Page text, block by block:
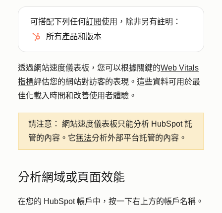
可搭配下列任何訂閱使用，除非另有註明：
所有產品和版本
透過網站速度儀表板，您可以根據關鍵的Web Vitals
指標評估您的網站對訪客的表現。這些資料可用於最
佳化載入時間和改善使用者體驗。
請注意： 網站速度儀表板只能分析 HubSpot 託
管的內容。它無法分析外部平台託管的內容。
分析網域或頁面效能
在您的 HubSpot 帳戶中，按一下右上方的帳戶名稱 。